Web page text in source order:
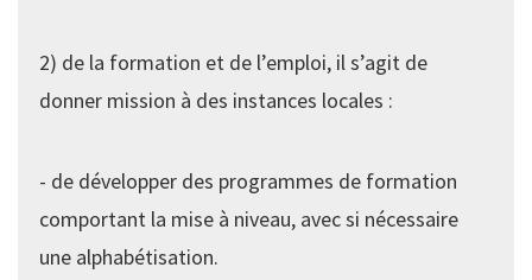
2) de la formation et de l’emploi, il s’agit de
donner mission à des instances locales :
- de développer des programmes de formation
comportant la mise à niveau, avec si nécessaire
une alphabétisation.